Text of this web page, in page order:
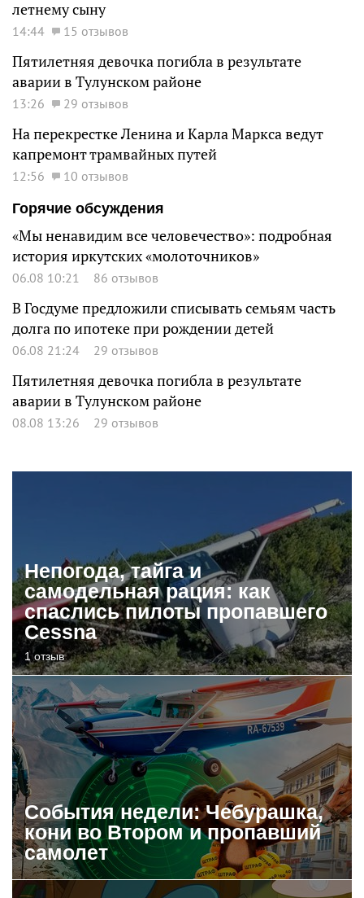
летнему сыну
14:44 15 отзывов
Пятилетняя девочка погибла в результате
аварии в Тулунском районе
13:26 29 отзывов
На перекрестке Ленина и Карла Маркса ведут
капремонт трамвайных путей
12:56
10 отзывов
Горячие обсуждения
«Мы ненавидим все человечество»: подробная
история иркутских «молоточников»
06.08 10:21 86 отзывов
В Госдуме предложили списывать семьям часть
долга по ипотеке при рождении детей
06.08 21:24 29 отзывов
Пятилетняя девочка погибла в результате
аварии в Тулунском районе
08.08 13:26 29 отзывов
Непогода, тайга и
самодельная рация: как
спаслись пилоты пропавшего
Cessna
1 отзыв
События недели: Чебурашка,
кони во Втором и пропавший
самолет